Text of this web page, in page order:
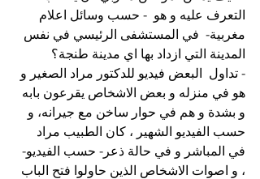
التعرف عليه و هو  - حسب وسائل اعلام
مغربية-  في المستشفى الرئيسي في نفس
المدينة التي ازداد بها اي مدينة طنجة؟
- تداول  البعض فيديو للدكتور مراد الصغير و
هو في منزله و بعض الاشخاص يقرعون بابه
و بشدة و هم في حوار ساخن مع جيرانه، و
حسب الفيديو الشهير ، كان الطبيب مراد
في المباشر و في حالة ذعر- حسب الفيديو-
، و اصوات الاشخاص الذين حاولوا فتح الباب